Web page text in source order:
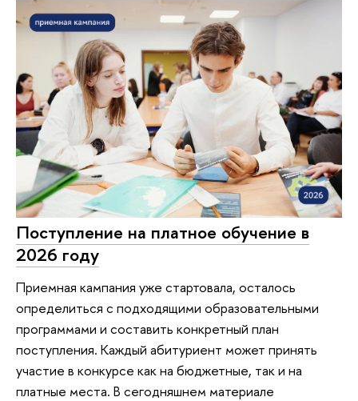
Поступление на платное обучение в
2026 году
Приемная кампания уже стартовала, осталось
определиться с подходящими образовательными
программами и составить конкретный план
поступления. Каждый абитуриент может принять
участие в конкурсе как на бюджетные, так и на
платные места. В сегодняшнем материале